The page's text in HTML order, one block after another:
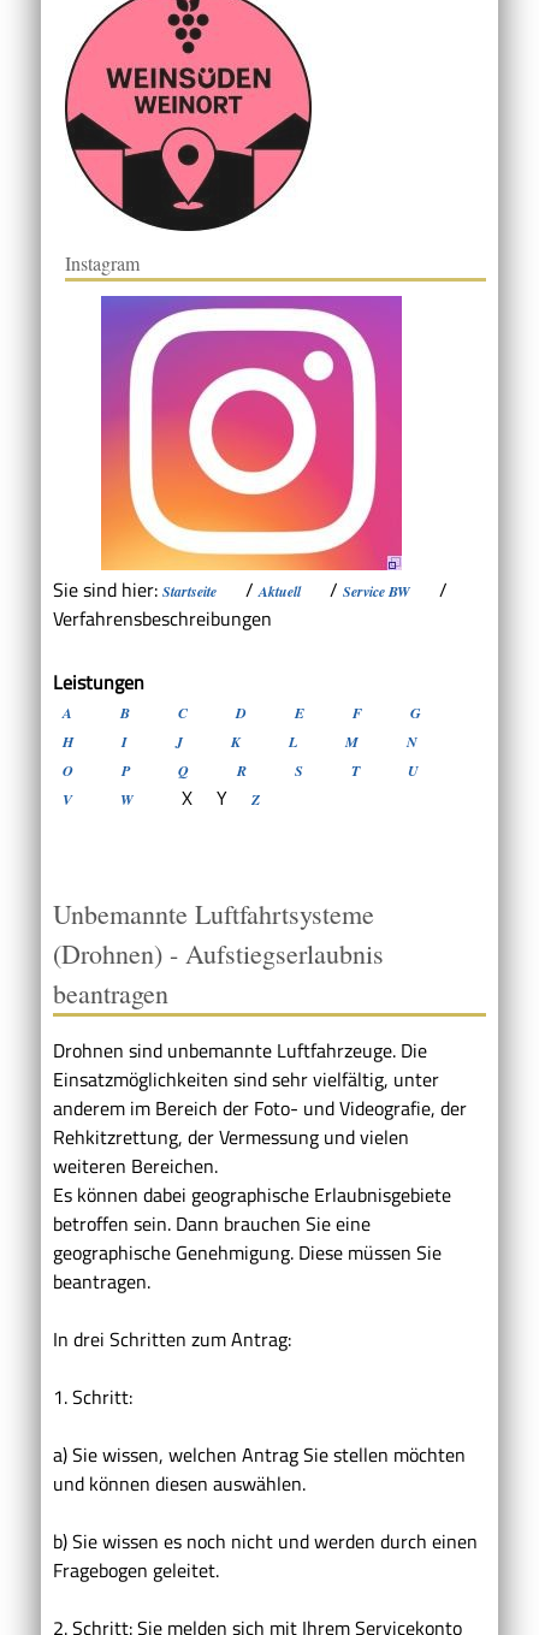
Instagram
Sie sind hier: Startseite /Aktuell / Service BW
/
Verfahrensbeschreibungen
Leistungen
A B C D E F
G
H
I J K L M
N
O
P Q R S T
U
V
W X Y Z
Unbemannte Luftfahrtsysteme
(Drohnen) - Aufstiegserlaubnis
beantragen
Drohnen sind unbemannte Luftfahrzeuge. Die
Einsatzmöglichkeiten sind sehr vielfältig, unter
anderem im Bereich der Foto- und Videografie, der
Rehkitzrettung, der Vermessung und vielen
weiteren Bereichen.
Es können dabei geographische Erlaubnisgebiete
betroffen sein. Dann brauchen Sie eine
geographische Genehmigung. Diese müssen Sie
beantragen.
In drei Schritten zum Antrag:
1. Schritt:
a) Sie wissen, welchen Antrag Sie stellen möchten
und können diesen auswählen.
b) Sie wissen es noch nicht und werden durch einen
Fragebogen geleitet.
2. Schritt: Sie melden sich mit Ihrem Servicekonto